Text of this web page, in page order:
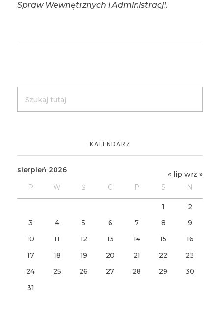
Spraw Wewnętrznych i Administracji.
KALENDARZ
sierpień 2026
P
W Ś C P S N
1
2
3
4 5 6 7 8
9
10
11 12 13 14 15
16
17
18 19 20 21 22
23
24
25 26 27 28 29
30
31
« lip wrz »